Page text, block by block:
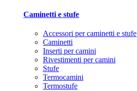
Caminetti e stufe
Accessori per caminetti e stufe
Caminetti
Inserti per camini
Rivestimenti per camini
Stufe
Termocamini
Termostufe